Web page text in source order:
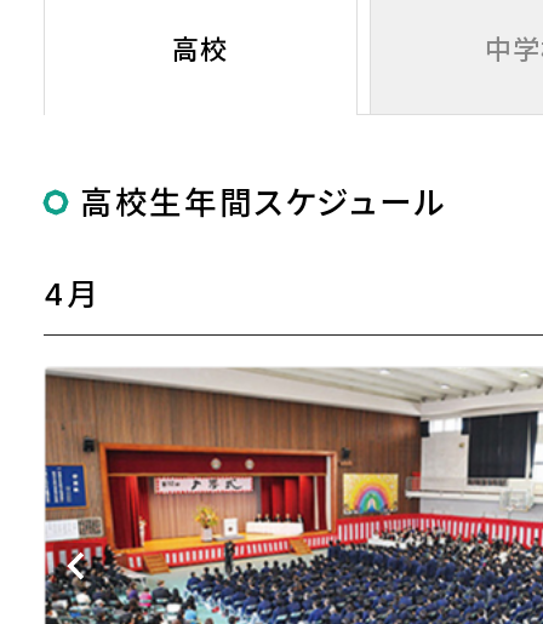
高校 中
高校生年間スケジュール
4月